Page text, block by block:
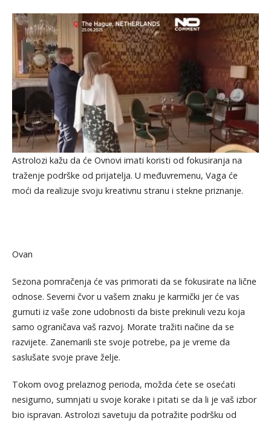
Astrolozi kažu da će Ovnovi imati koristi od fokusiranja na
traženje podrške od prijatelja. U međuvremenu, Vaga će
moći da realizuje svoju kreativnu stranu i stekne priznanje.
Ovan
Sezona pomračenja će vas primorati da se fokusirate na lične
odnose. Severni čvor u vašem znaku je karmički jer će vas
gurnuti iz vaše zone udobnosti da biste prekinuli vezu koja
samo ograničava vaš razvoj. Morate tražiti načine da se
razvijete. Zanemarili ste svoje potrebe, pa je vreme da
saslušate svoje prave želje.
Tokom ovog prelaznog perioda, možda ćete se osećati
nesigurno, sumnjati u svoje korake i pitati se da li je vaš izbor
bio ispravan. Astrolozi savetuju da potražite podršku od